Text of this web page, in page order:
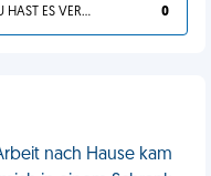
DU HAST ES VERDIENT 0
nach Hause kam